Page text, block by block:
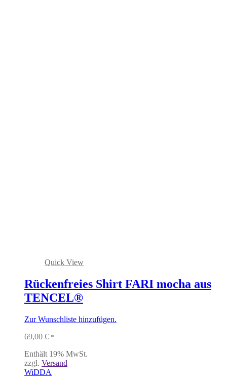
Quick View
Rückenfreies Shirt FARI mocha aus
TENCEL®
Zur Wunschliste hinzufügen.
69,00 € *
Enthält 19% MwSt.
zzgl. Versand
WiDDA